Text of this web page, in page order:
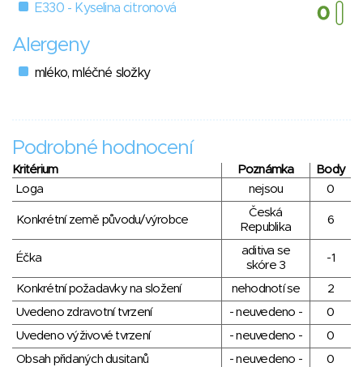
E330 - Kyselina citronová
Alergeny
mléko, mléčné složky
Podrobné hodnocení
Kritérium Poznámka
Body
Loga
nejsou 0
Konkrétní země původu/výrobce
Česká
Republika
6
Éčka
aditiva se
skóre 3
-1
Konkrétní požadavky na složení nehodnotí se
2
Uvedeno zdravotní tvrzení
- neuvedeno -
0
Uvedeno výživové tvrzení
- neuvedeno -
0
Obsah přidaných dusitanů
- neuvedeno -
0